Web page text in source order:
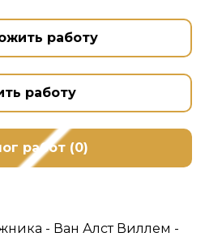
работу
работу
работ (0)
- Ван Алст Виллем -